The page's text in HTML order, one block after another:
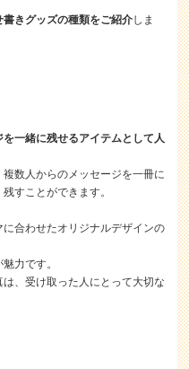
きグッズの種類をご紹介しま
一緒に残せるアイテムとして人
数人からのメッセージを一冊に
すことができます。
合わせたオリジナルデザインの
力です。
、受け取った人にとって大切な